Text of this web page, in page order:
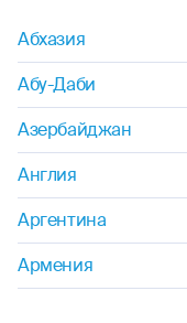
каноэ
кудо
маунтинбайк
прыжки на лыжах
Абхазия
Абу-Даби
Азербайджан
Англия
Аргентина
Армения